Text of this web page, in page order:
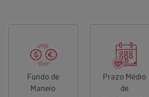
Fundo de
Maneio
Prazo Médio
de